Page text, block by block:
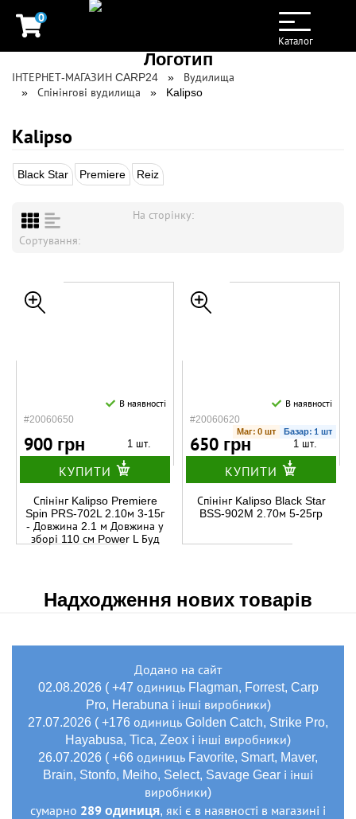
0
Toggle
navigation
Каталог
ІНТЕРНЕТ-МАГАЗИН CARP24
Вудилища
Спінінгові вудилища
Kalipso
Kalipso
Black Star Premiere Reiz
На сторінку:
Сортування:
#20060650
В наявності
900 грн 1 шт.
КУПИТИ
Спінінг Kalipso Premiere
Spin PRS-702L 2.10м 3-15г
- Довжина 2.1 м Довжина у
зборі 110 см Power L Буд
#20060620
В наявності
Маг: 0 шт Базар: 1 шт
650 грн 1 шт.
КУПИТИ
Спінінг Kalipso Black Star
BSS-902M 2.70м 5-25гp
Надходження нових товарів
Додано на сайт
02.08.2026 ( +47 одиниць Flagman, Forrest, Carp
Pro, Herabuna і інші виробники)
27.07.2026 ( +176 одиниць Golden Catch, Strike Pro,
Hayabusa, Tica, Zeox і інші виробники)
26.07.2026 ( +66 одиниць Favorite, Smart, Maver,
Brain, Stonfo, Meiho, Select, Savage Gear і інші
виробники)
сумарно 289 одиниця, які є в наявності в магазині і